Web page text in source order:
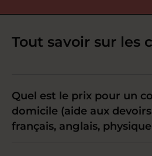
Tout savoir sur les
Quel est le prix pour un
domicile (aide aux
français, anglais,